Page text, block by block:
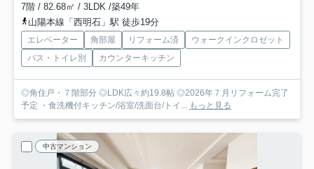
7階 / 82.68㎡ / 3LDK /築49年
山陽本線「西明石」駅 徒歩19分
エレベーター 角部屋 リフォーム済
ウォークインクロゼット
バス・トイレ別
カウンターキッチン
◎角住戸・７階部分 ◎LDK広々約19.8帖 ◎2026年７月リフォーム完了
予定 ・食洗機付キッチン/浴室/洗面台/トイ...
もっと見る
中古マンション